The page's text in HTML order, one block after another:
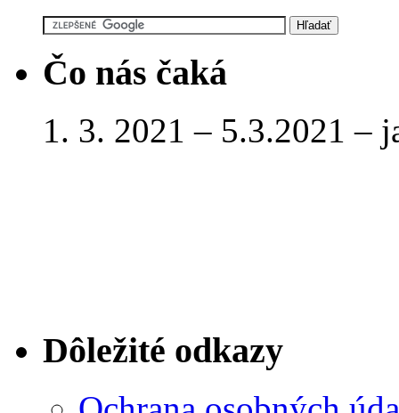
Čo nás čaká
1. 3. 2021 – 5.3.2021 –
Dôležité odkazy